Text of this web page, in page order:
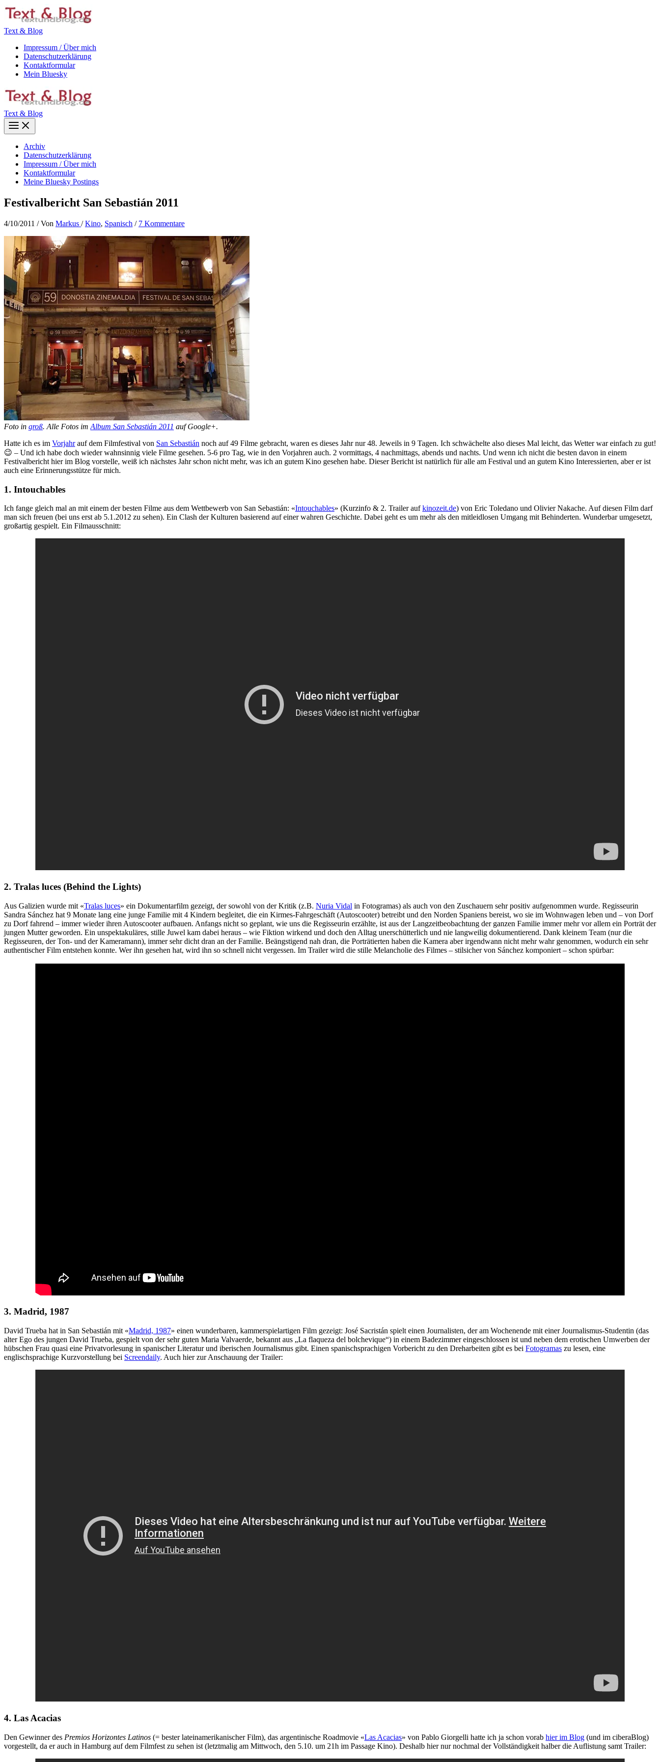
Zum
Inhalt
Text & Blog
Impressum / Über mich
Datenschutzerklärung
Kontaktformular
Mein Bluesky
Text & Blog
Main
Menu
Archiv
Datenschutzerklärung
Impressum / Über mich
Kontaktformular
Meine Bluesky Postings
Festivalbericht San Sebastián 2011
4/10/2011 / Von Markus /Kino, Spanisch / 7 Kommentare
Foto in groß. Alle Fotos im Album San Sebastián 2011 auf Google+.
Hatte ich es im Vorjahrauf dem Filmfestival von San Sebastián noch auf 49 Filme gebracht, waren es dieses Jahr nur 48. Jeweils in 9 Tagen. Ich schwächelte also dieses Mal leicht, das Wetter war einfach zu gut!
😉 – Und ich habe doch wieder wahnsinnig viele Filme gesehen. 5-6 pro Tag, wie in den Vorjahren auch. 2 vormittags, 4 nachmittags, abends und nachts. Und wenn ich nicht die besten davon in einem
Festivalbericht hier im Blog vorstelle, weiß ich nächstes Jahr schon nicht mehr, was ich an gutem Kino gesehen habe. Dieser Bericht ist natürlich für alle am Festival und an gutem Kino Interessierten, aber er ist
auch eine Erinnerungsstütze für mich.
1. Intouchables
Ich fange gleich mal an mit einem der besten Filme aus dem Wettbewerb von San Sebastián: «Intouchables» (Kurzinfo & 2. Trailer aufkinozeit.de) von Eric Toledano und Olivier Nakache. Auf diesen Film darf
man sich freuen (bei uns erst ab 5.1.2012 zu sehen). Ein Clash der Kulturen basierend auf einer wahren Geschichte. Dabei geht es um mehr als den mitleidlosen Umgang mit Behinderten. Wunderbar umgesetzt,
großartig gespielt. Ein Filmausschnitt:
2. Tralas luces (Behind the Lights)
Aus Galizien wurde mit «Tralas luces» ein Dokumentarfilm gezeigt, der sowohl von der Kritik (z.B. Nuria Vidal in Fotogramas) als auch von den Zuschauern sehr positiv aufgenommen wurde. Regisseurin
Sandra Sánchez hat 9 Monate lang eine junge Familie mit 4 Kindern begleitet, die ein Kirmes-Fahrgeschäft (Autoscooter) betreibt und den Norden Spaniens bereist, wo sie im Wohnwagen leben und – von Dorf
zu Dorf fahrend – immer wieder ihren Autoscooter aufbauen. Anfangs nicht so geplant, wie uns die Regisseurin erzählte, ist aus der Langzeitbeobachtung der ganzen Familie immer mehr vor allem ein Porträt der
jungen Mutter geworden. Ein unspektakuläres, stille Juwel kam dabei heraus – wie Fiktion wirkend und doch den Alltag unerschütterlich und nie langweilig dokumentierend. Dank kleinem Team (nur die
Regisseuren, der Ton- und der Kameramann), immer sehr dicht dran an der Familie. Beängstigend nah dran, die Porträtierten haben die Kamera aber irgendwann nicht mehr wahr genommen, wodurch ein sehr
authentischer Film entstehen konnte. Wer ihn gesehen hat, wird ihn so schnell nicht vergessen. Im Trailer wird die stille Melancholie des Filmes – stilsicher von Sánchez komponiert – schon spürbar:
3. Madrid, 1987
David Trueba hat in San Sebastián mit «Madrid, 1987» einen wunderbaren, kammerspielartigen Film gezeigt: José Sacristán spielt einen Journalisten, der am Wochenende mit einer Journalismus-Studentin (das
alter Ego des jungen David Trueba, gespielt von der sehr guten Maria Valvaerde, bekannt aus „La flaqueza del bolchevique“) in einem Badezimmer eingeschlossen ist und neben dem erotischen Umwerben der
hübschen Frau quasi eine Privatvorlesung in spanischer Literatur und iberischen Journalismus gibt. Einen spanischsprachigen Vorbericht zu den Dreharbeiten gibt es bei Fotogramas zu lesen, eine
englischsprachige Kurzvorstellung bei Screendaily. Auch hier zur Anschauung der Trailer:
4. Las Acacias
Den Gewinner des Premios Horizontes Latinos (= bester lateinamerikanischer Film), das argentinische Roadmovie «Las Acacias» von Pablo Giorgelli hatte ich ja schon vorab hier im Blog (und im ciberaBlog)
vorgestellt, da er auch in Hamburg auf dem Filmfest zu sehen ist (letztmalig am Mittwoch, den 5.10. um 21h im Passage Kino). Deshalb hier nur nochmal der Vollständigkeit halber die Auflistung samt Trailer: